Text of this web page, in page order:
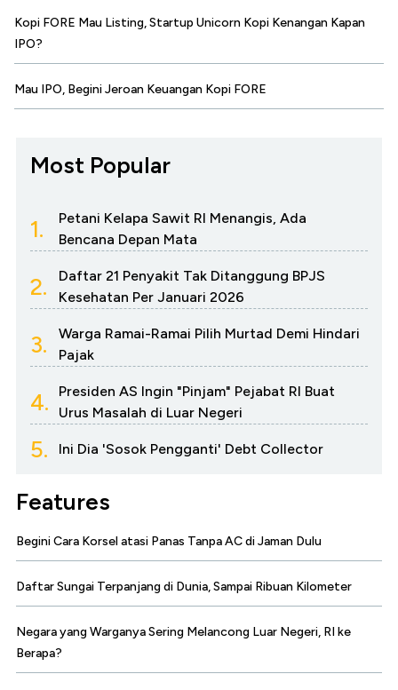
Kopi FORE Mau Listing, Startup Unicorn Kopi Kenangan Kapan
IPO?
Mau IPO, Begini Jeroan Keuangan Kopi FORE
Most Popular
1.
Petani Kelapa Sawit RI Menangis, Ada
Bencana Depan Mata
2.
Daftar 21 Penyakit Tak Ditanggung BPJS
Kesehatan Per Januari 2026
3.
Warga Ramai-Ramai Pilih Murtad Demi Hindari
Pajak
4.
Presiden AS Ingin "Pinjam" Pejabat RI Buat
Urus Masalah di Luar Negeri
5. Ini Dia 'Sosok Pengganti' Debt Collector
Features
Begini Cara Korsel atasi Panas Tanpa AC di Jaman Dulu
Daftar Sungai Terpanjang di Dunia, Sampai Ribuan Kilometer
Negara yang Warganya Sering Melancong Luar Negeri, RI ke
Berapa?